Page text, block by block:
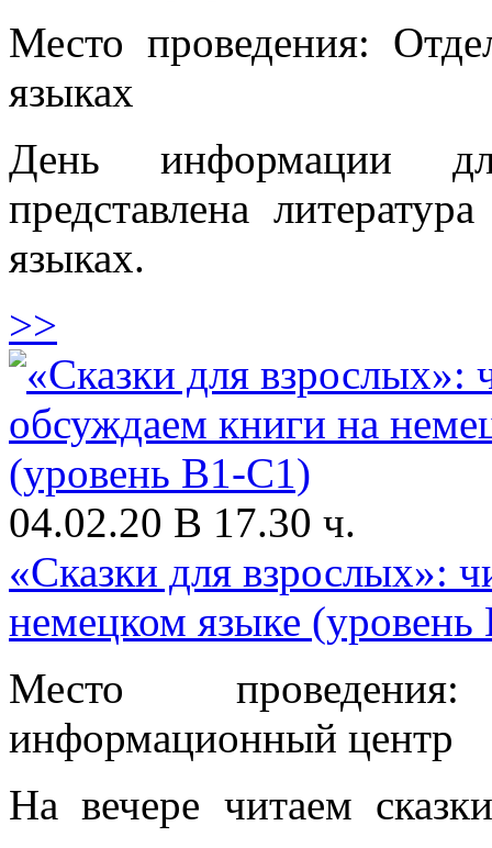
Место проведения:
языках
День информации
представлена
языках.
>>
04.02.20 В 17.30 ч.
«Сказки для взрослых»:
немецком языке (уровень
Место
информационный центр
На вечере читаем